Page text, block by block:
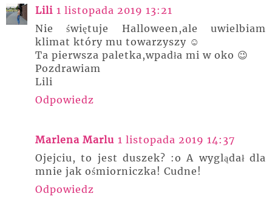
Lili 1 listopada 2019 13:21
Nie świętuje Halloween,ale uwielbiam
klimat który mu towarzyszy ☺
Ta pierwsza paletka,wpadła mi w oko 😉
Pozdrawiam
Lili
Odpowiedz
Marlena Marlu 1 listopada 2019 14:37
Ojejciu, to jest duszek? :o A wyglądał dla
mnie jak ośmiorniczka! Cudne!
Odpowiedz